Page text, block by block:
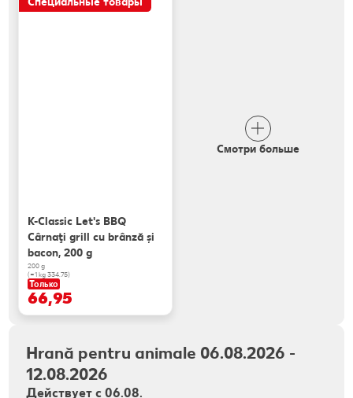
K-Classic Let's BBQ
Cârnaţi grill cu brânză și
bacon, 200 g
200 g
(=1 kg 334.75)
Только
66,95
Смотри больше
Hrană pentru animale 06.08.2026 -
12.08.2026
Действует с 06.08.